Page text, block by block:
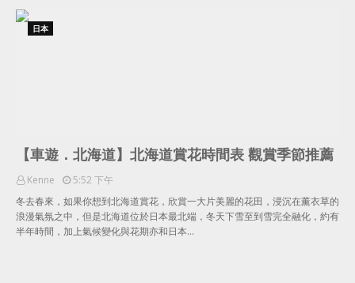
日本
【車遊．北海道】北海道賞花時間表 觀賞季節推薦
Kenne
5:52 下午
冬去春來，如果你想到北海道賞花，欣賞一大片美麗的花田，浸沉在薰衣草的
浪漫氣氛之中，但是北海道位於日本最北端，冬天下雪至到雪完全融化，約有
半年時間，加上氣候變化與花期亦和日本…